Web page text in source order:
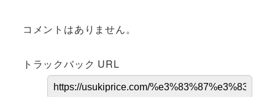
コメントはありません。
トラックバック URL